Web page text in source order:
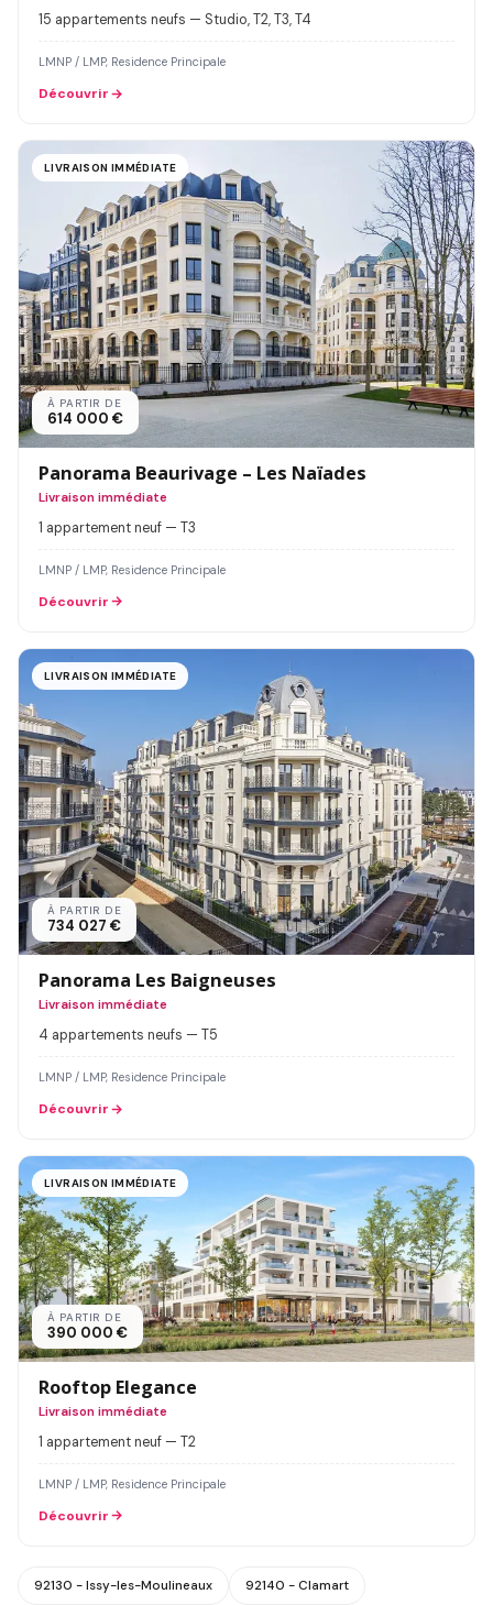
15 appartements neufs — Studio, T2, T3, T4
LMNP / LMP, Residence Principale
Découvrir
LIVRAISON IMMÉDIATE
À PARTIR DE
614 000 €
Panorama Beaurivage – Les Naïades
Livraison immédiate
1 appartement neuf — T3
LMNP / LMP, Residence Principale
Découvrir
LIVRAISON IMMÉDIATE
À PARTIR DE
734 027 €
Panorama Les Baigneuses
Livraison immédiate
4 appartements neufs — T5
LMNP / LMP, Residence Principale
Découvrir
LIVRAISON IMMÉDIATE
À PARTIR DE
390 000 €
Rooftop Elegance
Livraison immédiate
1 appartement neuf — T2
LMNP / LMP, Residence Principale
Découvrir
92130 - Issy-les-Moulineaux 92140 - Clamart